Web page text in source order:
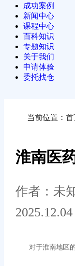
成功案例
新闻中心
课程中心
百科知识
专题知识
关于我们
申请体验
委托找仓
当前位置： 首
淮南医
作者：未
2025.12.04
对于淮南地区